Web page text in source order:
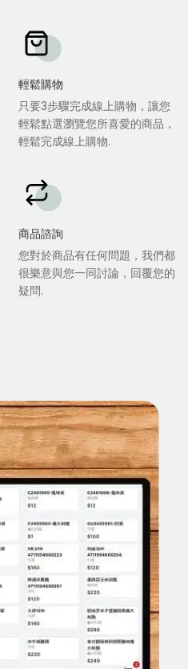
輕鬆購物
只要3步驟完成線上購物，讓您
輕鬆點選瀏覽您所喜愛的商品，
輕鬆完成線上購物.
商品諮詢
您對於商品有任何問題，我們都
很樂意與您一同討論，回覆您的
疑問.